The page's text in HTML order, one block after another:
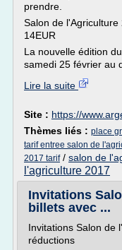
prendre.
Salon de
14EUR
La nouvelle édition
samedi 25 février au
Lire la suite
Site : https://
Thèmes liés : place
tarif entree salon de
2017 tarif/ salon de
l'agriculture 2017
Invitations
billets avec ...
Invitations Salon de
réductions